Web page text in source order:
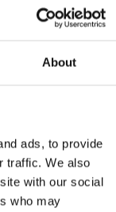
About
ads, to provide
traffic. We also
with our social
who may